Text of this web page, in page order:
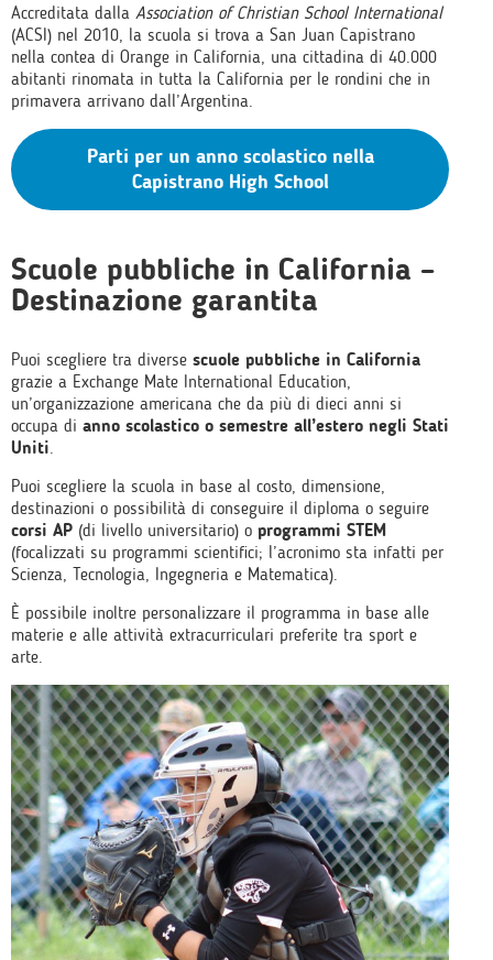
Accreditata dalla Association of Christian School International
(ACSI) nel 2010, la scuola si trova a San Juan Capistrano
nella contea di Orange in California, una cittadina di 40.000
abitanti rinomata in tutta la California per le rondini che in
primavera arrivano dall’Argentina.
Parti per un anno scolastico nella
Capistrano High School
Scuole pubbliche in California –
Destinazione garantita
Puoi scegliere tra diverse scuole pubbliche in California
grazie a Exchange Mate International Education,
un’organizzazione americana che da più di dieci anni si
occupa di anno scolastico o semestre all’estero negli Stati
Uniti
Puoi scegliere la scuola in base al costo, dimensione,
destinazioni o possibilità di conseguire il diploma o seguire
corsi AP (di livello universitario) o programmi STEM
(focalizzati su programmi scientifici; l’acronimo sta infatti per
Scienza, Tecnologia, Ingegneria e Matematica).
È possibile inoltre personalizzare il programma in base alle
materie e alle attività extracurriculari preferite tra sport e
arte.